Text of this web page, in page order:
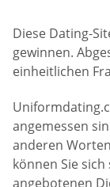
Diese Dating-
gewinnen.
einheitlichen
angemessen
anderen
können Sie
angebotenen